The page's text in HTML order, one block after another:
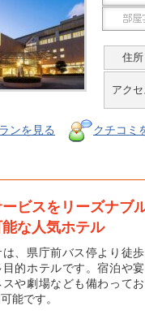
住所
アクセ
ンを見る クチコミ
ビスをリーズナブ
な人気ホテル
、県庁前バス停より徒
目的ホテルです。宿泊や
スや劇場なども備わって
能です。